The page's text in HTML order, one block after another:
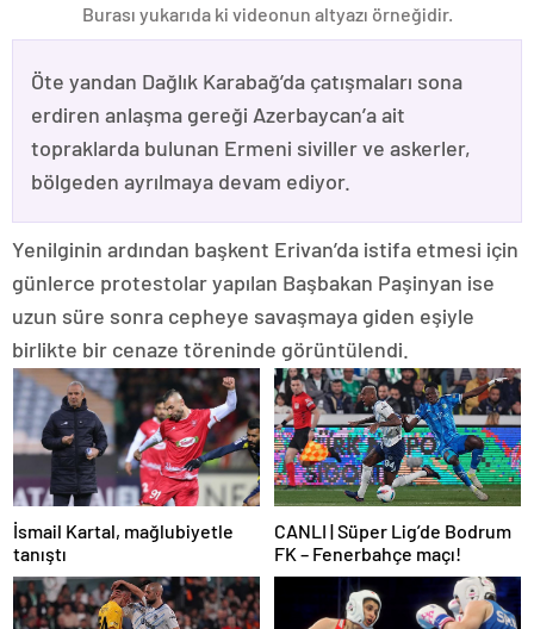
Burası yukarıda ki videonun altyazı örneğidir.
Öte yandan Dağlık Karabağ’da çatışmaları sona
erdiren anlaşma gereği Azerbaycan’a ait
topraklarda bulunan Ermeni siviller ve askerler,
bölgeden ayrılmaya devam ediyor.
Yenilginin ardından başkent Erivan’da istifa etmesi için
günlerce protestolar yapılan Başbakan Paşinyan ise
uzun süre sonra cepheye savaşmaya giden eşiyle
birlikte bir cenaze töreninde görüntülendi.
İsmail Kartal, mağlubiyetle
tanıştı
CANLI | Süper Lig’de Bodrum
FK – Fenerbahçe maçı!